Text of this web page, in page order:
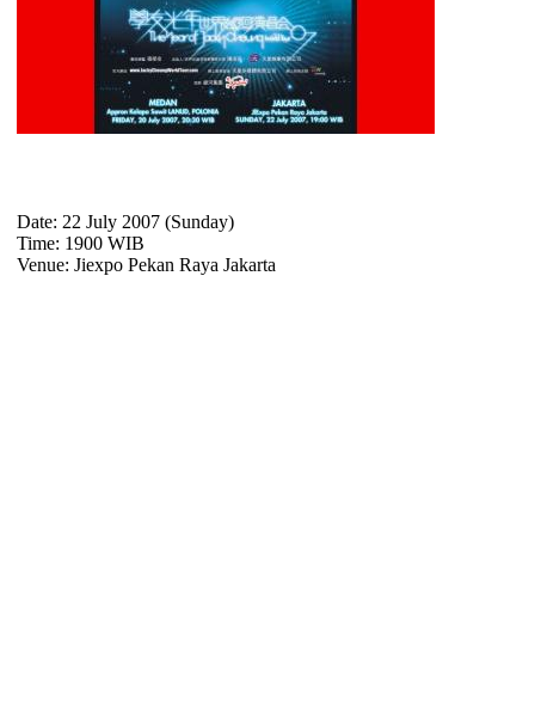
Date: 22 July 2007 (Sunday)
Time: 1900 WIB
Venue: Jiexpo Pekan Raya Jakarta